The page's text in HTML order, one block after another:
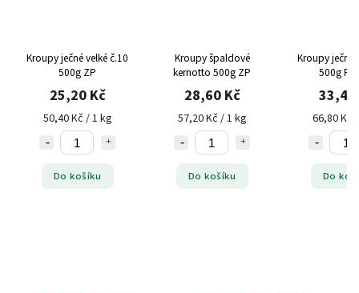
Kroupy ječné velké č.10
500g ZP
25,20 Kč
50,40 Kč / 1 kg
Do košíku
Kroupy špaldové
kernotto 500g ZP
28,60 Kč
57,20 Kč / 1 kg
Do košíku
Kroupy ječné
500g
33,40
66,80 Kč
Do